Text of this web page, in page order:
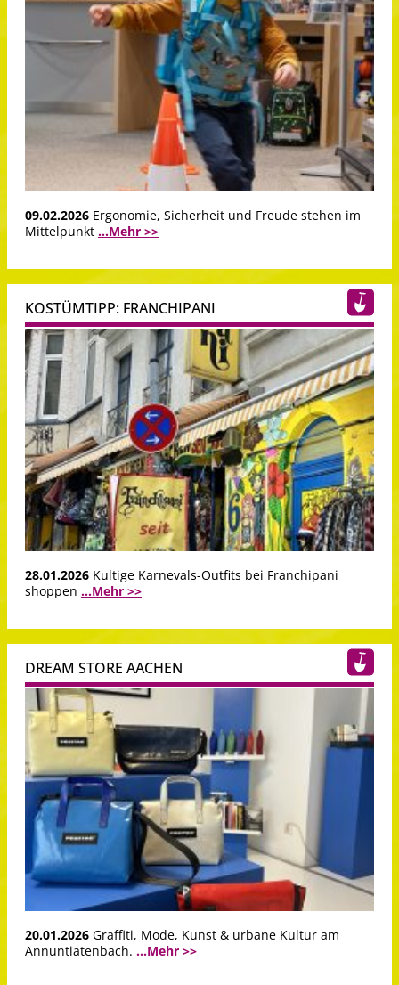
09.02.2026 Ergonomie, Sicherheit und Freude stehen im
Mittelpunkt ...Mehr >>
KOSTÜMTIPP: FRANCHIPANI
28.01.2026 Kultige Karnevals-Outfits bei Franchipani
shoppen ...Mehr >>
DREAM STORE AACHEN
20.01.2026 Graffiti, Mode, Kunst & urbane Kultur am
Annuntiatenbach. ...Mehr >>